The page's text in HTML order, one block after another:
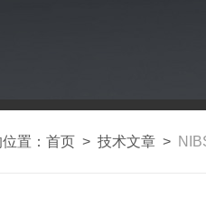
置： 首页 > 技术文章 >